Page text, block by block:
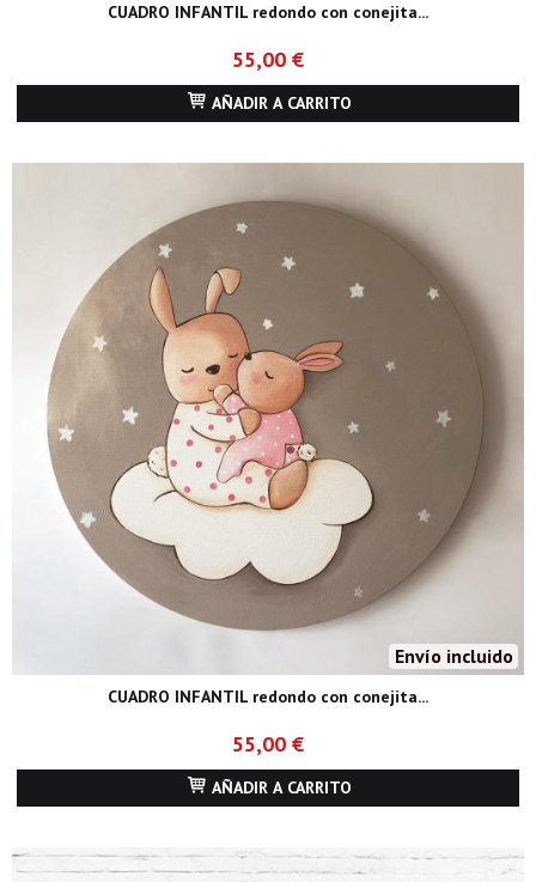
CUADRO INFANTIL redondo con conejita...
55,00 €
AÑADIR A CARRITO
Envío incluido
CUADRO INFANTIL redondo con conejita...
55,00 €
AÑADIR A CARRITO